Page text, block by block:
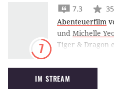
7
7.3
Abenteuerfilm
und Michelle
Tiger & Dragon
Schwert sind.
IM STREAM